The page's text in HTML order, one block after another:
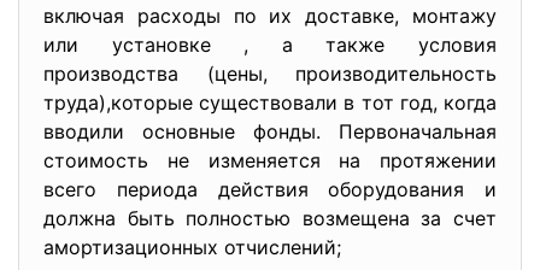
включая расходы по их доставке, монтажу
или установке , а также условия
производства (цены, производительность
труда),которые существовали в тот год, когда
вводили основные фонды. Первоначальная
стоимость не изменяется на протяжении
всего периода действия оборудования и
должна быть полностью возмещена за счет
амортизационных отчислений;